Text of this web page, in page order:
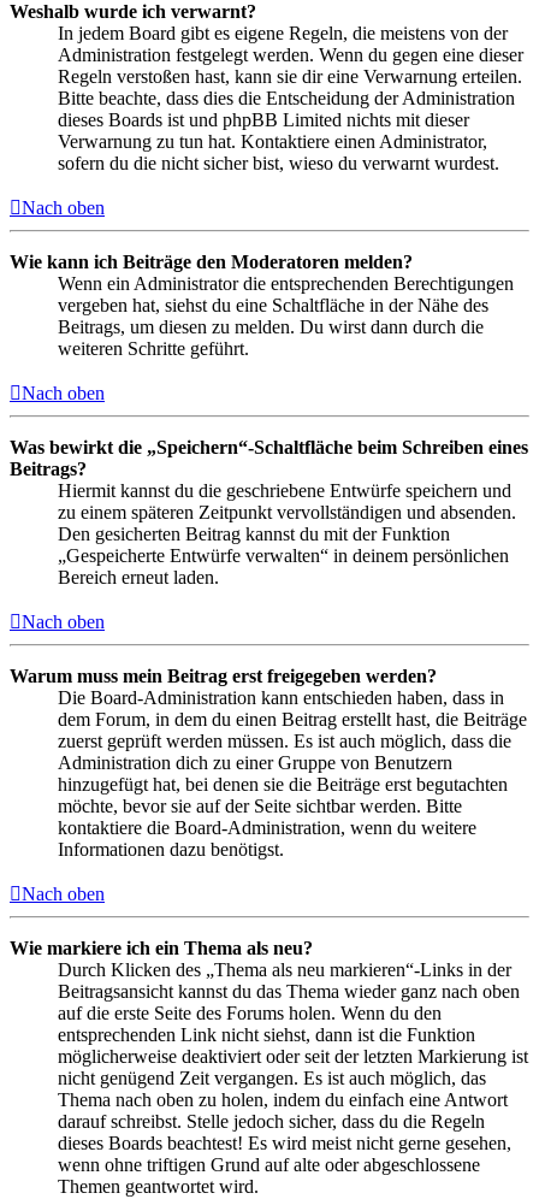
Weshalb wurde ich verwarnt?
In jedem Board gibt es eigene Regeln, die meistens von der
Administration festgelegt werden. Wenn du gegen eine dieser
Regeln verstoßen hast, kann sie dir eine Verwarnung erteilen.
Bitte beachte, dass dies die Entscheidung der Administration
dieses Boards ist und phpBB Limited nichts mit dieser
Verwarnung zu tun hat. Kontaktiere einen Administrator,
sofern du die nicht sicher bist, wieso du verwarnt wurdest.
Nach oben
Wie kann ich Beiträge den Moderatoren melden?
Wenn ein Administrator die entsprechenden Berechtigungen
vergeben hat, siehst du eine Schaltfläche in der Nähe des
Beitrags, um diesen zu melden. Du wirst dann durch die
weiteren Schritte geführt.
Nach oben
Was bewirkt die „Speichern“-Schaltfläche beim Schreiben eines
Beitrags?
Hiermit kannst du die geschriebene Entwürfe speichern und
zu einem späteren Zeitpunkt vervollständigen und absenden.
Den gesicherten Beitrag kannst du mit der Funktion
„Gespeicherte Entwürfe verwalten“ in deinem persönlichen
Bereich erneut laden.
Nach oben
Warum muss mein Beitrag erst freigegeben werden?
Die Board-Administration kann entschieden haben, dass in
dem Forum, in dem du einen Beitrag erstellt hast, die Beiträge
zuerst geprüft werden müssen. Es ist auch möglich, dass die
Administration dich zu einer Gruppe von Benutzern
hinzugefügt hat, bei denen sie die Beiträge erst begutachten
möchte, bevor sie auf der Seite sichtbar werden. Bitte
kontaktiere die Board-Administration, wenn du weitere
Informationen dazu benötigst.
Nach oben
Wie markiere ich ein Thema als neu?
Durch Klicken des „Thema als neu markieren“-Links in der
Beitragsansicht kannst du das Thema wieder ganz nach oben
auf die erste Seite des Forums holen. Wenn du den
entsprechenden Link nicht siehst, dann ist die Funktion
möglicherweise deaktiviert oder seit der letzten Markierung ist
nicht genügend Zeit vergangen. Es ist auch möglich, das
Thema nach oben zu holen, indem du einfach eine Antwort
darauf schreibst. Stelle jedoch sicher, dass du die Regeln
dieses Boards beachtest! Es wird meist nicht gerne gesehen,
wenn ohne triftigen Grund auf alte oder abgeschlossene
Themen geantwortet wird.